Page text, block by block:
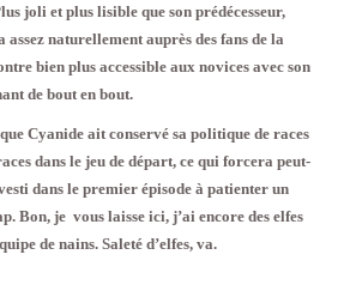
joli et plus lisible que son prédécesseur,
assez naturellement auprès des fans de la
bien plus accessible aux novices avec son
de bout en bout.
Cyanide ait conservé sa politique de races
dans le jeu de départ, ce qui forcera peut-
dans le premier épisode à patienter un
Bon, je vous laisse ici, j’ai encore des elfes
de nains. Saleté d’elfes, va.